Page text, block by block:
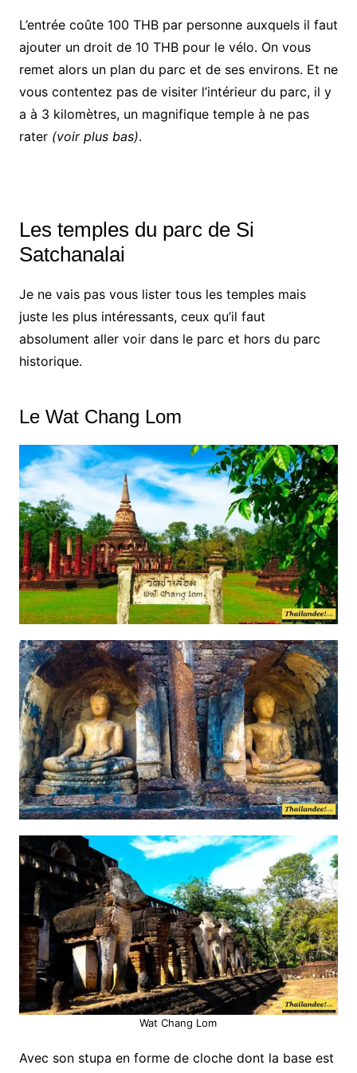
L’entrée coûte 100 THB par personne auxquels il faut
ajouter un droit de 10 THB pour le vélo. On vous
remet alors un plan du parc et de ses environs. Et ne
vous contentez pas de visiter l’intérieur du parc, il y
a à 3 kilomètres, un magnifique temple à ne pas
rater (voir plus bas).
Les temples du parc de Si
Satchanalai
Je ne vais pas vous lister tous les temples mais
juste les plus intéressants, ceux qu’il faut
absolument aller voir dans le parc et hors du parc
historique.
Le Wat Chang Lom
Wat Chang Lom
Avec son stupa en forme de cloche dont la base est